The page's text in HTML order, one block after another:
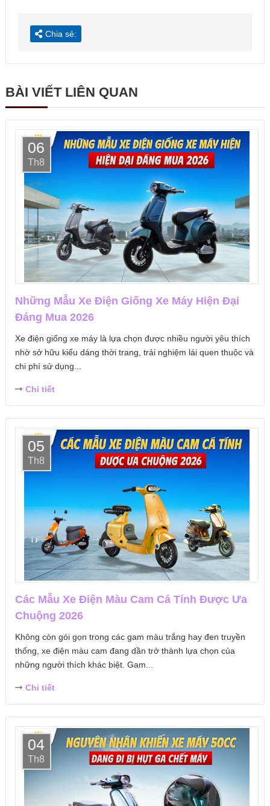
Chia sẻ:
BÀI VIẾT LIÊN QUAN
06
Th8
Những Mẫu Xe Điện Giống Xe Máy Hiện Đại
Đáng Mua 2026
Xe điện giống xe máy là lựa chọn được nhiều người yêu thích
nhờ sở hữu kiểu dáng thời trang, trải nghiệm lái quen thuộc và
chi phí sử dụng...
Chi tiết
05
Th8
Các Mẫu Xe Điện Màu Cam Cá Tính Được Ưa
Chuộng 2026
Không còn gói gọn trong các gam màu trắng hay đen truyền
thống, xe điện màu cam đang dần trở thành lựa chọn của
những người thích khác biệt. Gam...
Chi tiết
04
Th8